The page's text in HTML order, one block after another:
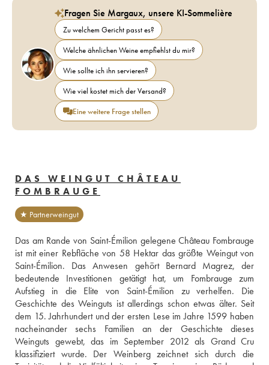
Fragen Sie Margaux, unsere KI-Sommelière
Zu welchem Gericht passt es?
Welche ähnlichen Weine empfiehlst du mir?
Wie sollte ich ihn servieren?
Wie viel kostet mich der Versand?
Eine weitere Frage stellen
DAS WEINGUT CHÂTEAU
FOMBRAUGE
★ Partnerweingut
Das am Rande von Saint-Émilion gelegene Château Fombrauge
ist mit einer Rebfläche von 58 Hektar das größte Weingut von
Saint-Émilion. Das Anwesen gehört Bernard Magrez, der
bedeutende Investitionen getätigt hat, um Fombrauge zum
Aufstieg in die Elite von Saint-Émilion zu verhelfen. Die
Geschichte des Weinguts ist allerdings schon etwas älter. Seit
dem 15. Jahrhundert und der ersten Lese im Jahre 1599 haben
nacheinander sechs Familien an der Geschichte dieses
Weinguts gewebt, das im September 2012 als Grand Cru
klassifiziert wurde. Der Weinberg zeichnet sich durch die